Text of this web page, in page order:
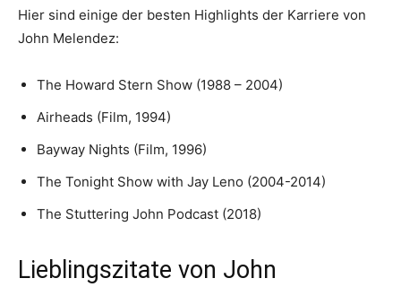
Hier sind einige der besten Highlights der Karriere von
John Melendez:
The Howard Stern Show (1988 – 2004)
Airheads (Film, 1994)
Bayway Nights (Film, 1996)
The Tonight Show with Jay Leno (2004-2014)
The Stuttering John Podcast (2018)
Lieblingszitate von John